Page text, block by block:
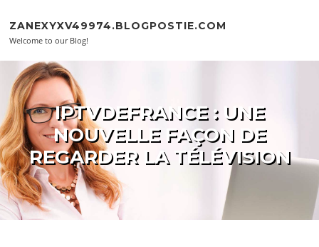
ZANEXYXV49974.BLOGPOSTIE.COM
Welcome to our Blog!
IPTVDEFRANCE : UNE
NOUVELLE FAÇON DE
REGARDER LA TÉLÉVISION